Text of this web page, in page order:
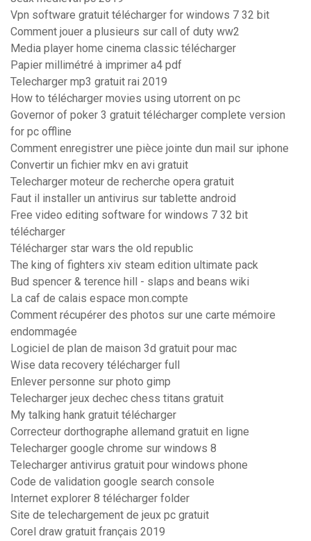
Vpn software gratuit télécharger for windows 7 32 bit
Comment jouer a plusieurs sur call of duty ww2
Media player home cinema classic télécharger
Papier millimétré à imprimer a4 pdf
Telecharger mp3 gratuit rai 2019
How to télécharger movies using utorrent on pc
Governor of poker 3 gratuit télécharger complete version
for pc offline
Comment enregistrer une pièce jointe dun mail sur iphone
Convertir un fichier mkv en avi gratuit
Telecharger moteur de recherche opera gratuit
Faut il installer un antivirus sur tablette android
Free video editing software for windows 7 32 bit
télécharger
Télécharger star wars the old republic
The king of fighters xiv steam edition ultimate pack
Bud spencer & terence hill - slaps and beans wiki
La caf de calais espace mon.compte
Comment récupérer des photos sur une carte mémoire
endommagée
Logiciel de plan de maison 3d gratuit pour mac
Wise data recovery télécharger full
Enlever personne sur photo gimp
Telecharger jeux dechec chess titans gratuit
My talking hank gratuit télécharger
Correcteur dorthographe allemand gratuit en ligne
Telecharger google chrome sur windows 8
Telecharger antivirus gratuit pour windows phone
Code de validation google search console
Internet explorer 8 télécharger folder
Site de telechargement de jeux pc gratuit
Corel draw gratuit français 2019